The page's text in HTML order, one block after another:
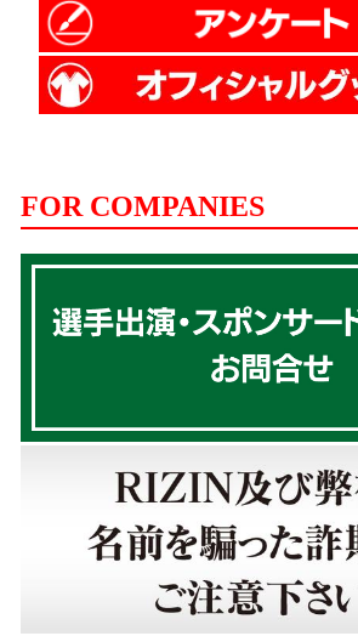
FOR COMPANIES